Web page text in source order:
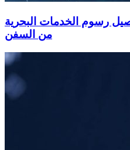
رسوم الخدمات البحرية
من السفن